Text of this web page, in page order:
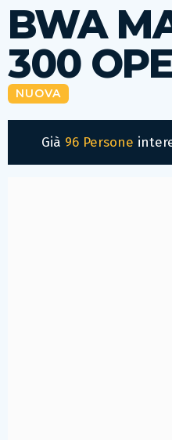
BWA
300
NUOVA
Già 96 Persone